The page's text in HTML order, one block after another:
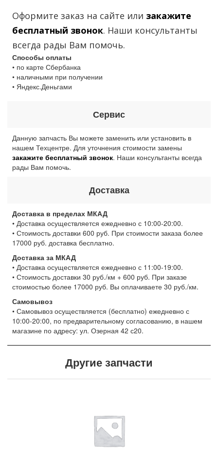
Оформите заказ на сайте или закажите
бесплатный звонок. Наши консультанты
всегда рады Вам помочь.
Способы оплаты
• по карте Сбербанка
• наличными при получении
• Яндекс.Деньгами
Сервис
Данную запчасть Вы можете заменить или установить в
нашем Техцентре. Для уточнения стоимости замены
закажите бесплатный звонок. Наши консультанты всегда
рады Вам помочь.
Доставка
Доставка в пределах МКАД
• Доставка осуществляется ежедневно с 10:00-20:00.
• Стоимость доставки 600 руб. При стоимости заказа более
17000 руб. доставка бесплатно.
Доставка за МКАД
• Доставка осуществляется ежедневно с 11:00-19:00.
• Стоимость доставки 30 руб./км + 600 руб. При заказе
стоимостью более 17000 руб. Вы оплачиваете 30 руб./км.
Самовывоз
• Самовывоз осуществляется (бесплатно) ежедневно с
10:00-20:00, по предварительному согласованию, в нашем
магазине по адресу: ул. Озерная 42 с20.
Другие запчасти